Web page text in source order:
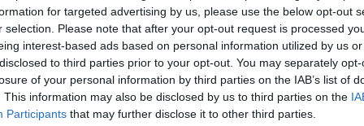
for targeted advertising by us, please use the below opt-out
selection. Please note that after your opt-out request is processed
interest-based ads based on personal information utilized by us
to third parties prior to your opt-out. You may separately
of your personal information by third parties on the IAB’s list of
This information may also be disclosed by us to third parties on the
Participants that may further disclose it to other third parties.
PSOE, Más Madrid y Podemos
fuerzas para crear una comisión
Avalmadrid
Más artículos de este autor
martes, 3 de septiembre de 2019